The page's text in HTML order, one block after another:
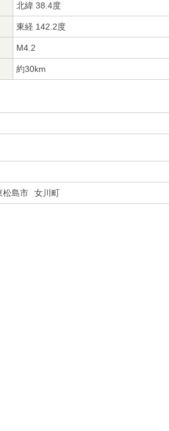
北緯 38.4度
東経 142.2度
M4.2
約30km
松島市 女川町